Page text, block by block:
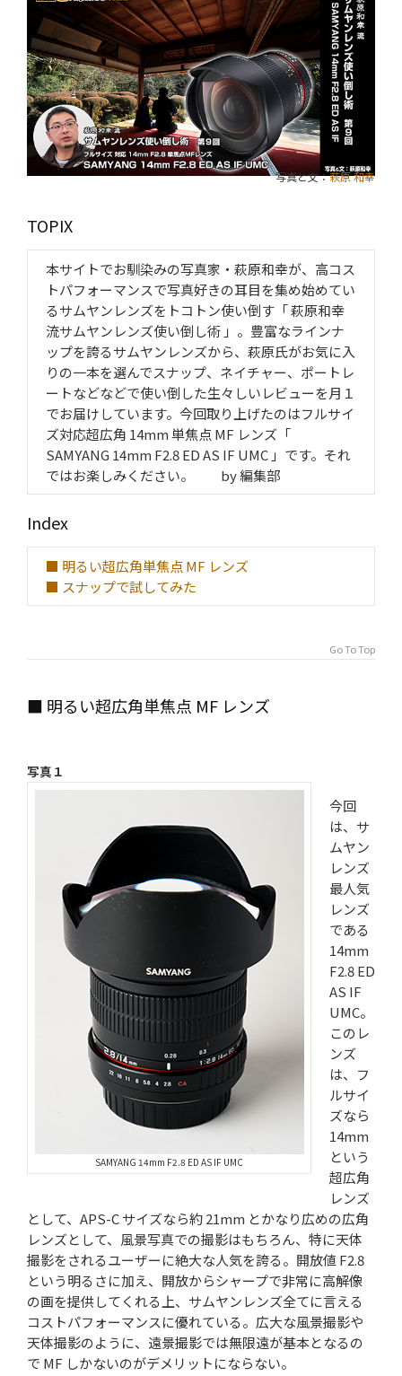
写真と文：萩原 和幸
TOPIX
本サイトでお馴染みの写真家・萩原和幸が、高コス
トパフォーマンスで写真好きの耳目を集め始めてい
るサムヤンレンズをトコトン使い倒す「 萩原和幸
流サムヤンレンズ使い倒し術 」。豊富なラインナ
ップを誇るサムヤンレンズから、萩原氏がお気に入
りの一本を選んでスナップ、ネイチャー、ポートレ
ートなどなどで使い倒した生々しいレビューを月１
でお届けしています。今回取り上げたのはフルサイ
ズ対応超広角 14mm 単焦点 MF レンズ「
SAMYANG 14mm F2.8 ED AS IF UMC 」です。それ
ではお楽しみください。 by 編集部
Index
■ 明るい超広角単焦点 MF レンズ
■ スナップで試してみた
Go To Top
■ 明るい超広角単焦点 MF レンズ
写真１
SAMYANG 14mm F2.8 ED AS IF UMC
今回
は、サ
ムヤン
レンズ
最人気
レンズ
である
14mm
F2.8 ED
AS IF
UMC。
このレ
ンズ
は、フ
ルサイ
ズなら
14mm
という
超広角
レンズ
として、APS-C サイズなら約 21mm とかなり広めの広角
レンズとして、風景写真での撮影はもちろん、特に天体
撮影をされるユーザーに絶大な人気を誇る。開放値 F2.8
という明るさに加え、開放からシャープで非常に高解像
の画を提供してくれる上、サムヤンレンズ全てに言える
コストパフォーマンスに優れている。広大な風景撮影や
天体撮影のように、遠景撮影では無限遠が基本となるの
で MF しかないのがデメリットにならない。